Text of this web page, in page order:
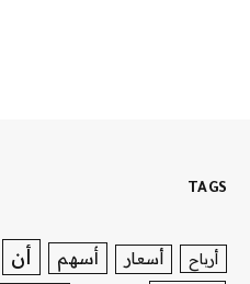
TAGS
أرباح أسعار أسهم أن